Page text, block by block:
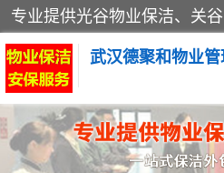
武汉德聚和物业管
保洁外包